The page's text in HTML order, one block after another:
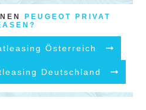
PEUGEOT PRIVAT
Österreich
Deutschland